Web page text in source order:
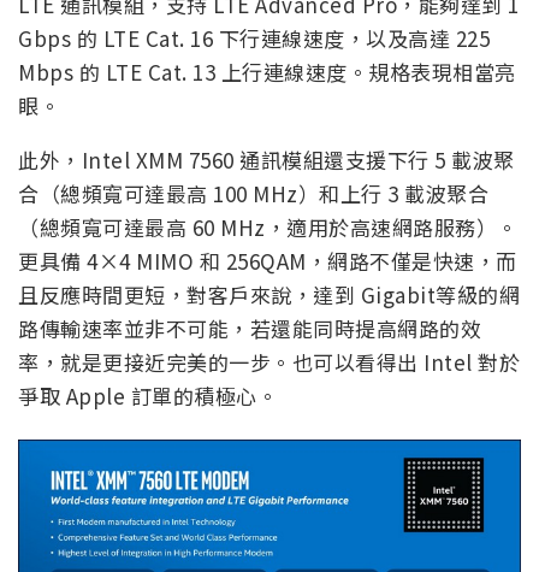
Gbps 的 LTE Cat. 16 下行連線速度，以及高達 225
Mbps 的 LTE Cat. 13 上行連線速度。規格表現相當亮
眼。
此外，Intel XMM 7560 通訊模組還支援下行 5 載波聚
合（總頻寬可達最高 100 MHz）和上行 3 載波聚合
（總頻寬可達最高 60 MHz，適用於高速網路服務）。
更具備 4×4 MIMO 和 256QAM，網路不僅是快速，而
且反應時間更短，對客戶來說，達到 Gigabit等級的網
路傳輸速率並非不可能，若還能同時提高網路的效
率，就是更接近完美的一步。也可以看得出 Intel 對於
爭取 Apple 訂單的積極心。